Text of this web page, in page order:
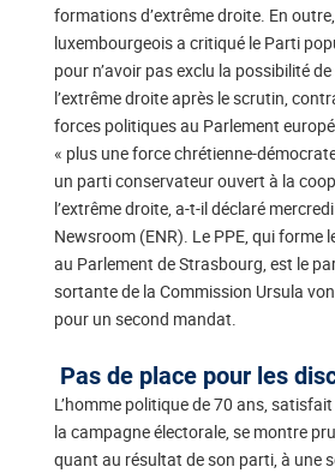
formations d’extrême droite. En
luxembourgeois a critiqué le Parti
pour n’avoir pas exclu la possibilité
l’extrême droite après le scrutin,
forces politiques au Parlement
« plus une force chrétienne-
un parti conservateur ouvert à la
l’extrême droite, a-t-il déclaré
Newsroom (ENR). Le PPE, qui forme
au Parlement de Strasbourg, est le
sortante de la Commission Ursula
pour un second mandat.
Pas de place pour les
L’homme politique de 70 ans,
la campagne électorale, se montre
quant au résultat de son parti, à une